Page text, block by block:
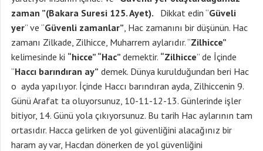
zaman ”(Bakara Suresi 125. Ayet).
Dikkat edin “Güveli
yer” ve “Güvenli zamanlar”, Hac zamanını bir düşünün. Hac
zamanı Zilkade, Zilhicce, Muharrem aylarıdır. “Zilhicce”
kelimesinde ki “hicce” “Hac” demektir. “Zilhicce” de İçinde
“Haccı barındıran ay” demek. Dünya kurulduğundan beri Hac
o ayda yapılıyor. İçinde Haccı barındıran ayda, Zilhiccenin 9.
Günü Arafat ta oluyorsunuz, 10-11-12-13. Günlerinde işler
bitiyor, 14. Günü yola çıkıyorsunuz. Bu tarih Hac aylarının tam
ortasıdır. Hacca gelirken de yol güvenliğini alacağınız bir
haram ay var, Hacdan dönerken de yol güvenliğini